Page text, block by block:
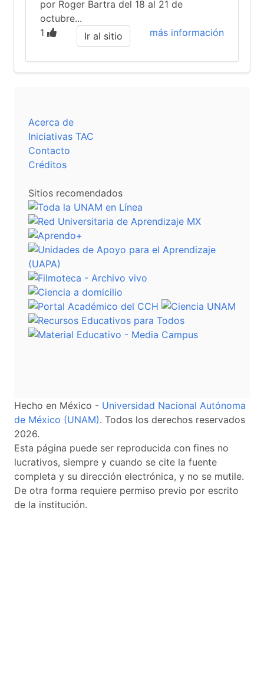
por Roger Bartra del 18 al 21 de
octubre...
1
más información
Ir al sitio
Acerca de
Iniciativas TAC
Contacto
Créditos
Sitios recomendados
Hecho en México - Universidad Nacional Autónoma
de México (UNAM). Todos los derechos reservados
2026.
Esta página puede ser reproducida con fines no
lucrativos, siempre y cuando se cite la fuente
completa y su dirección electrónica, y no se mutile.
De otra forma requiere permiso previo por escrito
de la institución.